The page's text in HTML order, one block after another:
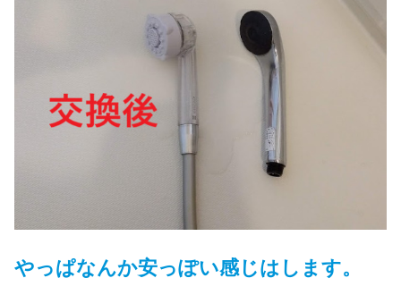
やっぱなんか安っぽい感じはします。